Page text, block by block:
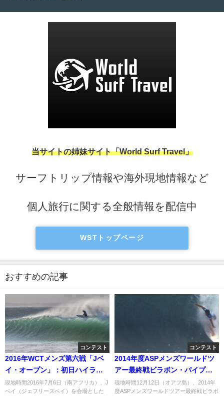
当サイトの姉妹サイト「World Surf Travel」
サーフトリップ情報や海外現地情報など
個人旅行に関する全般情報を配信中
WSTトップページ
おすすめの記事
コンテスト
2016年WCTメンズ第六戦「Jベ
イ・オープン」：初日ハイライ
ト
現地時間2016年7月6日（南アフリカ）、J
ベイ（ジェフリーズベイ）を会場とした
コンテスト
2014年度ASPメンズワールドツ
アー最終戦ビラボン・パイプマ
スターズ：二日目ハイライト
現地時間12月12日（オアフ島）、2014年
度ASPメンズワールドツアー最終戦ビラボ